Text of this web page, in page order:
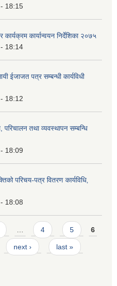
18:15
कार्यान्वयन निर्देशिका २०७५
18:14
ईजाजत पत्र सम्बन्धी कार्यविधी
18:12
परिचालन तथा व्यवस्थापन सम्बन्धि
18:09
परिचय-पत्र वितरण कार्यविधि,
18:08
4 5 6
next › last »